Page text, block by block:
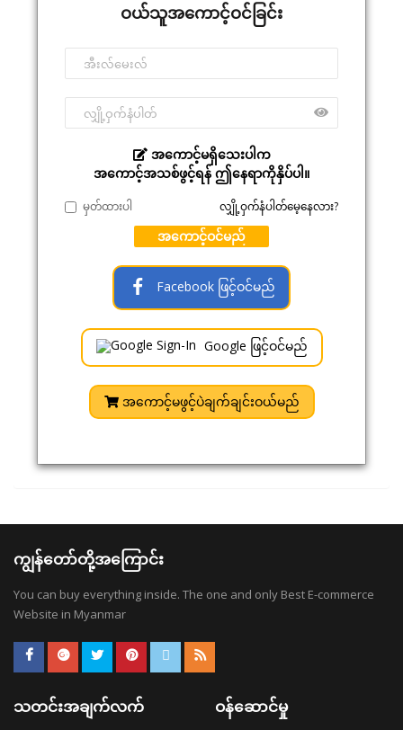
ဝယ်သူအကောင့်ဝင်ခြင်း
အကောင့်မရှိသေးပါက
အကောင့်အသစ်ဖွင့်ရန် ဤနေရာကိုနှိပ်ပါ။
မှတ်ထားပါ လျှို့ဝှက်နံပါတ်မေ့နေလား?
အကောင့်ဝင်မည်
Facebook ဖြင့်ဝင်မည်
Google ဖြင့်ဝင်မည်
အကောင့်မဖွင့်ပဲချက်ချင်းဝယ်မည်
ကျွန်တော်တို့အကြောင်း
You can buy everything inside. The one and only Best E-commerce
Website in Myanmar
သတင်းအချက်လက် ဝန်ဆောင်မှု